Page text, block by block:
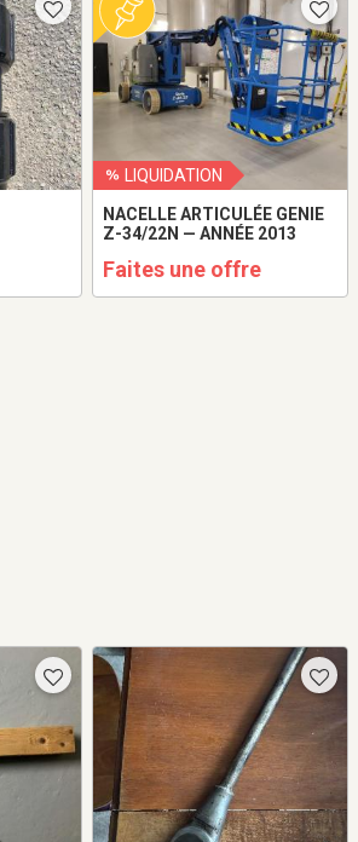
LIQUIDATION
NACELLE ARTICULÉE GENIE
Z-34/22N — ANNÉE 2013
Faites une offre